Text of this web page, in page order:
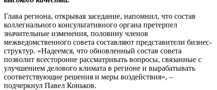
Глава региона, открывая заседание, напомнил, что состав
коллегиального консультативного органа претерпел
значительные изменения, половину членов
межведомственного совета составляют представители бизнес-
структур. «Надеемся, что обновленный состав совета
позволит всесторонне рассматривать вопросы, связанные с
улучшением делового климата в регионе и вырабатывать
соответствующие решения и меры воздействия», –
подчеркнул Павел Коньков.